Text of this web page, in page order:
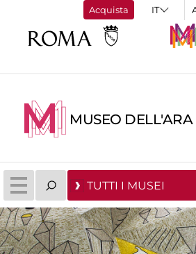
Acquista
MUSEO DELL'ARA
TUTTI I MUSEI